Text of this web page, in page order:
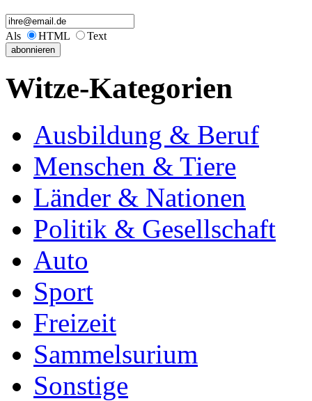
Als HTML Text
Witze-Kategorien
Ausbildung & Beruf
Menschen & Tiere
Länder & Nationen
Politik & Gesellschaft
Auto
Sport
Freizeit
Sammelsurium
Sonstige